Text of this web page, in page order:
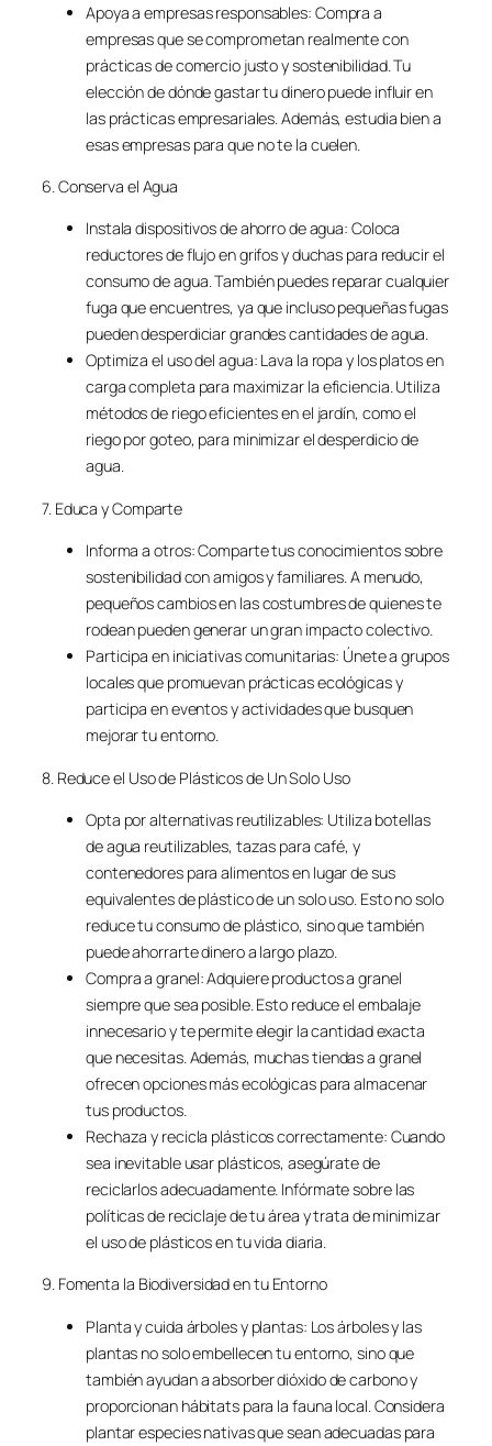
Apoya a empresas responsables: Compra a
empresas que se comprometan realmente con
prácticas de comercio justo y sostenibilidad. Tu
elección de dónde gastar tu dinero puede influir en
las prácticas empresariales. Además, estudia bien a
esas empresas para que no te la cuelen.
6. Conserva el Agua
Instala dispositivos de ahorro de agua: Coloca
reductores de flujo en grifos y duchas para reducir el
consumo de agua. También puedes reparar cualquier
fuga que encuentres, ya que incluso pequeñas fugas
pueden desperdiciar grandes cantidades de agua.
Optimiza el uso del agua: Lava la ropa y los platos en
carga completa para maximizar la eficiencia. Utiliza
métodos de riego eficientes en el jardín, como el
riego por goteo, para minimizar el desperdicio de
agua.
7. Educa y Comparte
Informa a otros: Comparte tus conocimientos sobre
sostenibilidad con amigos y familiares. A menudo,
pequeños cambios en las costumbres de quienes te
rodean pueden generar un gran impacto colectivo.
Participa en iniciativas comunitarias: Únete a grupos
locales que promuevan prácticas ecológicas y
participa en eventos y actividades que busquen
mejorar tu entorno.
8. Reduce el Uso de Plásticos de Un Solo Uso
Opta por alternativas reutilizables: Utiliza botellas
de agua reutilizables, tazas para café, y
contenedores para alimentos en lugar de sus
equivalentes de plástico de un solo uso. Esto no solo
reduce tu consumo de plástico, sino que también
puede ahorrarte dinero a largo plazo.
Compra a granel: Adquiere productos a granel
siempre que sea posible. Esto reduce el embalaje
innecesario y te permite elegir la cantidad exacta
que necesitas. Además, muchas tiendas a granel
ofrecen opciones más ecológicas para almacenar
tus productos.
Rechaza y recicla plásticos correctamente: Cuando
sea inevitable usar plásticos, asegúrate de
reciclarlos adecuadamente. Infórmate sobre las
políticas de reciclaje de tu área y trata de minimizar
el uso de plásticos en tu vida diaria.
9. Fomenta la Biodiversidad en tu Entorno
Planta y cuida árboles y plantas: Los árboles y las
plantas no solo embellecen tu entorno, sino que
también ayudan a absorber dióxido de carbono y
proporcionan hábitats para la fauna local. Considera
plantar especies nativas que sean adecuadas para